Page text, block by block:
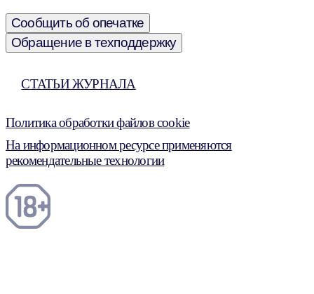
Сообщить об опечатке
Обращение в техподдержку
СТАТЬИ ЖУРНАЛА
Политика обработки файлов cookie
На информационном ресурсе применяются
рекомендательные технологии